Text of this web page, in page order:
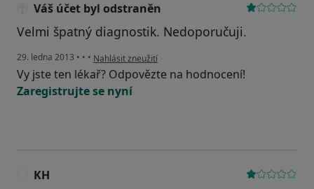
Váš účet byl odstraněn
Velmi špatný diagnostik. Nedoporučuji.
29. ledna 2013 • • • podle názoru uživatele Váš účet byl odstraněn
Nahlásit zneužití
Vy jste ten lékař? Odpovězte na hodnocení!
Zaregistrujte se nyní
KH